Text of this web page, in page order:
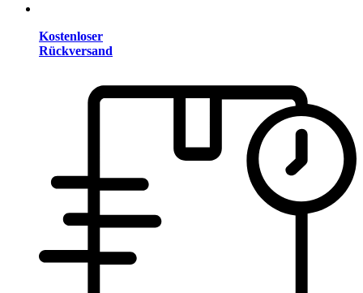
Kostenloser
Rückversand